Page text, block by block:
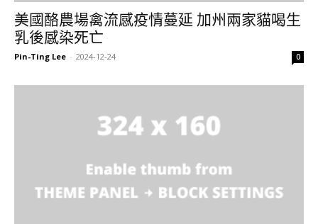
美國酪農場禽流感疫情蔓延 加州兩家貓喝生
乳後感染死亡
Pin-Ting Lee - 2024-12-24 0